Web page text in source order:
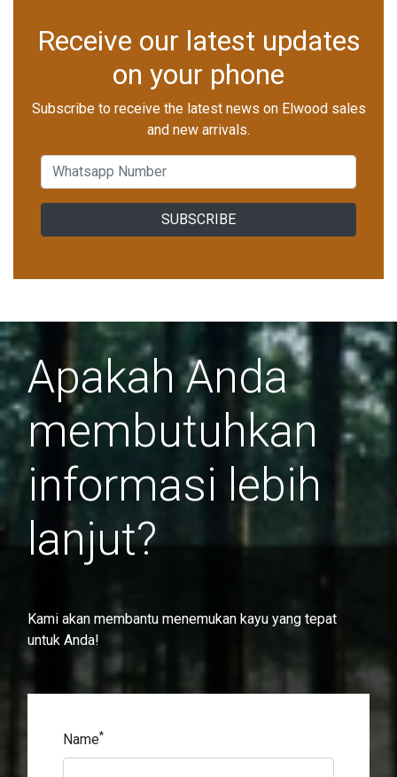
Receive our latest updates
on your phone
Subscribe to receive the latest news on Elwood sales
and new arrivals.
SUBSCRIBE
Apakah Anda
membutuhkan
informasi lebih
lanjut?
Kami akan membantu menemukan kayu yang tepat
untuk Anda!
Name*